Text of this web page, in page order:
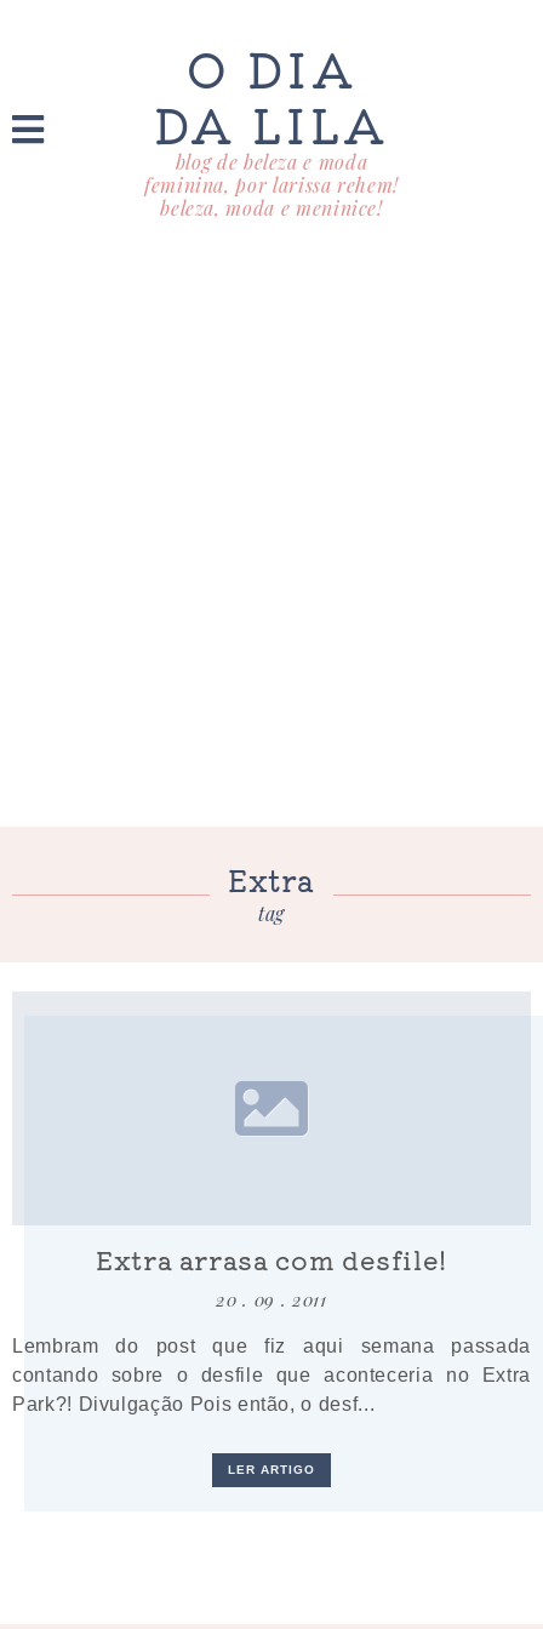
O DIA
DA LILA
blog de beleza e moda
feminina, por larissa rehem!
beleza, moda e meninice!
Extra
tag
Extra arrasa com desfile!
20 . 09 . 2011
Lembram do post que fiz aqui semana passada
contando sobre o desfile que aconteceria no Extra
Park?! Divulgação Pois então, o desf...
LER ARTIGO